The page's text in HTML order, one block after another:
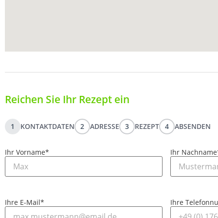
Reichen Sie Ihr Rezept ein
1 KONTAKTDATEN 2 ADRESSE 3 REZEPT 4 ABSENDEN
Ihr Vorname* Ihr Nachname
Ihre E-Mail* Ihre